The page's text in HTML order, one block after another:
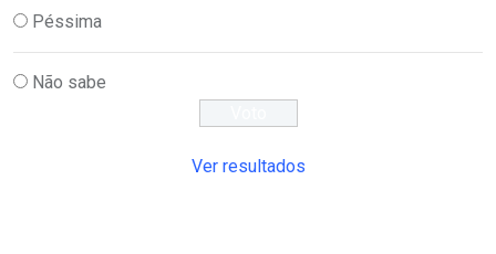
Péssima
Não sabe
Ver resultados